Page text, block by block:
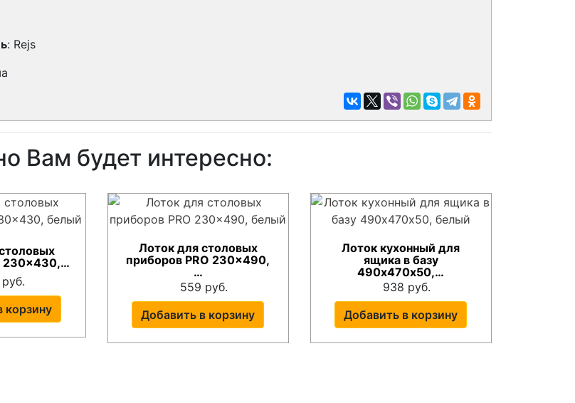
: Rejs
Вам будет интересно:
230x430,…
корзину
Лоток для столовых
приборов PRO 230x490,
…
559 руб.
Добавить в корзину
Лоток кухонный для
ящика в базу
490х470х50,…
938 руб.
Добавить в корзину